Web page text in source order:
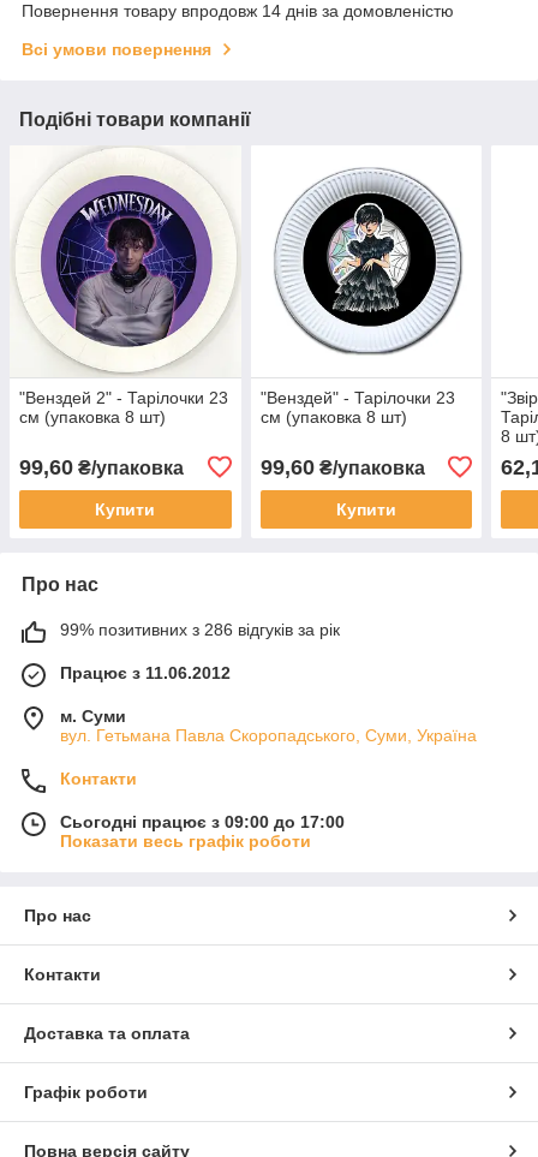
Повернення товару впродовж 14 днів за домовленістю
Всі умови повернення
Подібні товари компанії
"Венздей 2" - Тарілочки 23
см (упаковка 8 шт)
99,60 ₴/упаковка
Купити
"Венздей" - Тарілочки 23
см (упаковка 8 шт)
99,60₴/упаковка
Купити
8
Про нас
99% позитивних з 286 відгуків за рік
Працює з 11.06.2012
м. Суми
вул. Гетьмана Павла Скоропадського, Суми, Україна
Контакти
Сьогодні працює з 09:00 до 17:00
Показати весь графік роботи
Про нас
Контакти
Доставка та оплата
Графік роботи
Повна версія сайту